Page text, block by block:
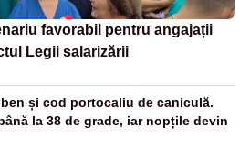
favorabil pentru angajații
Legii salarizării
și cod portocaliu de caniculă.
la 38 de grade, iar nopțile devin